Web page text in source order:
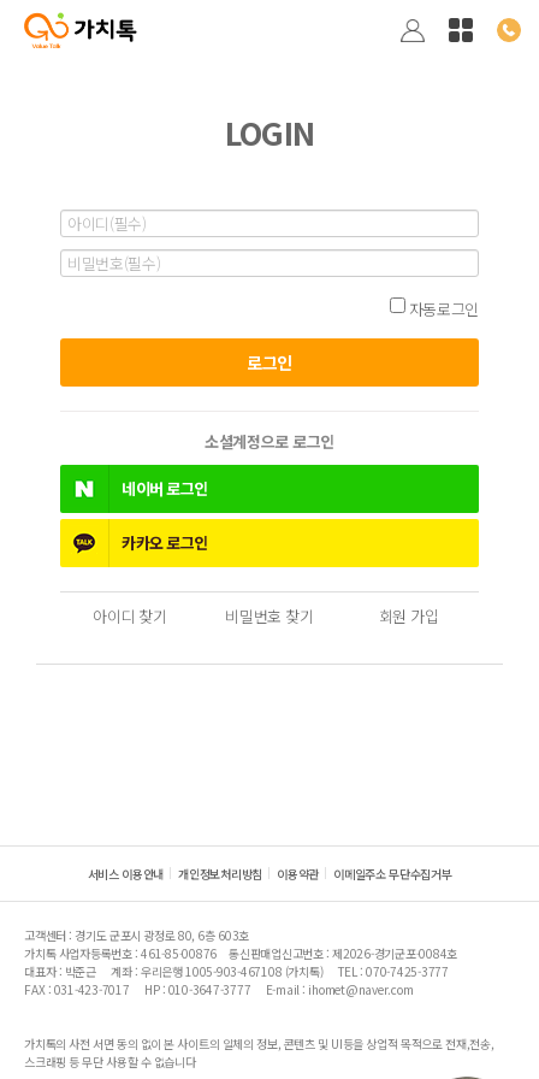
LOGIN
자동로그인
소셜계정으로 로그인
네이버로그인
카카오로그인
아이디 찾기 비밀번호 찾기 회원 가입
서비스 이용안내 개인정보처리방침 이용약관 이메일주소 무단수집거부
고객센터 : 경기도 군포시 광정로 80, 6층 603호
가치톡 사업자등록번호 : 461-85-00876
통신판매업신고번호 : 제2026-경기군포-0084호
대표자 : 박준근
계좌 : 우리은행 1005-903-467108 (가치톡)
TEL : 070-7425-3777
FAX : 031-423-7017
HP : 010-3647-3777 E-mail : ihomet@naver.com
가치톡의 사전 서면 동의 없이 본 사이트의 일체의 정보, 콘텐츠 및 UI등을 상업적 목적으로 전재,전송,
스크래핑 등 무단 사용할 수 없습니다